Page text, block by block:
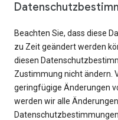
Beachten Sie, dass diese
zu Zeit geändert werden
diesen
Zustimmung nicht ändern.
geringfügige Änderungen
werden wir alle